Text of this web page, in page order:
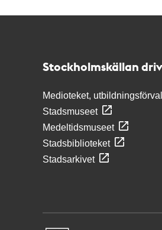
Stockholmskällan
Medioteket,
Stadsmuseet
Medeltidsmuseet
Stadsbiblioteket
Stadsarkivet